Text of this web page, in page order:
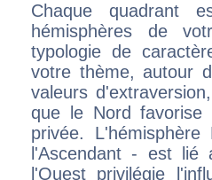
Chaque quadrant
hémisphères de
typologie de
votre thème, autour
valeurs
que le Nord favorise
privée.
l'Ascendant - est
l'Ouest privilégie